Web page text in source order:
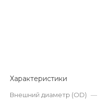
Характеристики
Внешний диаметр (OD) —